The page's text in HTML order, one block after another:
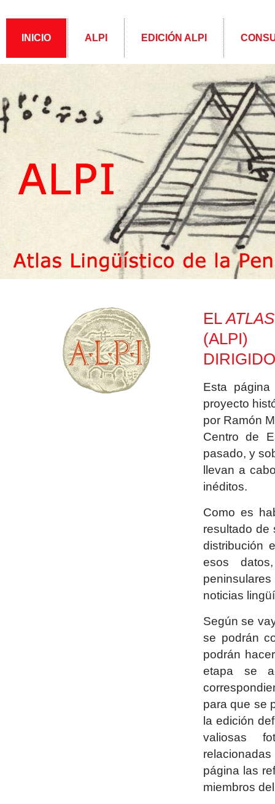
INICIO ALPI EDICIÓN ALPI
EL
(ALPI)
Esta
proyecto
por Ramón
Centro de
pasado, y
llevan a
inéditos.
Como es
resultado de
distribución
esos
noticias
Según se
se podrán
podrán
etapa se
para que se
la edición
valiosas
página las
miembros